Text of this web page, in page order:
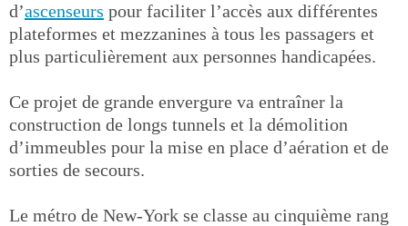
d’ascenseurs pour faciliter l’accès aux différentes
plateformes et mezzanines à tous les passagers et
plus particulièrement aux personnes handicapées.
Ce projet de grande envergure va entraîner la
construction de longs tunnels et la démolition
d’immeubles pour la mise en place d’aération et de
sorties de secours.
Le métro de New-York se classe au cinquième rang